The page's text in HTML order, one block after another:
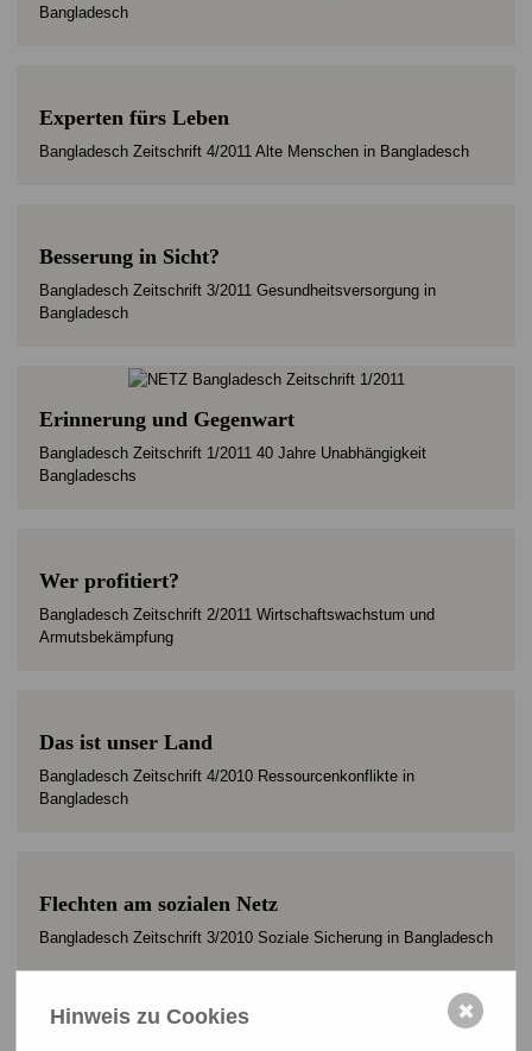
Bangladesch
Experten fürs Leben
Bangladesch Zeitschrift 4/2011 Alte Menschen in Bangladesch
Besserung in Sicht?
Bangladesch Zeitschrift 3/2011 Gesundheitsversorgung in
Bangladesch
Erinnerung und Gegenwart
Bangladesch Zeitschrift 1/2011 40 Jahre Unabhängigkeit
Bangladeschs
Wer profitiert?
Bangladesch Zeitschrift 2/2011 Wirtschaftswachstum und
Armutsbekämpfung
Das ist unser Land
Bangladesch Zeitschrift 4/2010 Ressourcenkonflikte in
Bangladesch
Flechten am sozialen Netz
Bangladesch Zeitschrift 3/2010 Soziale Sicherung in Bangladesch
Hinweis zu Cookies ✖